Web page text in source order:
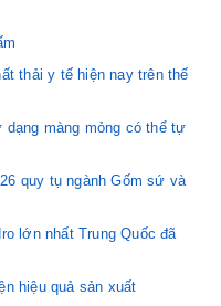
thải y tế hiện nay trên thế
dạng màng mỏng có thể tự
quy tụ ngành Gốm sứ và
lớn nhất Trung Quốc đã
hiệu quả sản xuất